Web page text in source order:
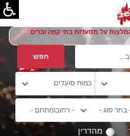
על מסעדות בתי קפה וברים
מהדרין